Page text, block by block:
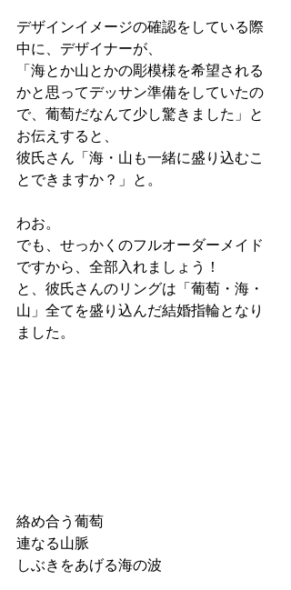
デザインイメージの確認をしている際
中に、デザイナーが、
「海とか山とかの彫模様を希望される
かと思ってデッサン準備をしていたの
で、葡萄だなんて少し驚きました」と
お伝えすると、
彼氏さん「海・山も一緒に盛り込むこ
とできますか？」と。
わお。
でも、せっかくのフルオーダーメイド
ですから、全部入れましょう！
と、彼氏さんのリングは「葡萄・海・
山」全てを盛り込んだ結婚指輪となり
ました。
絡め合う葡萄
連なる山脈
しぶきをあげる海の波